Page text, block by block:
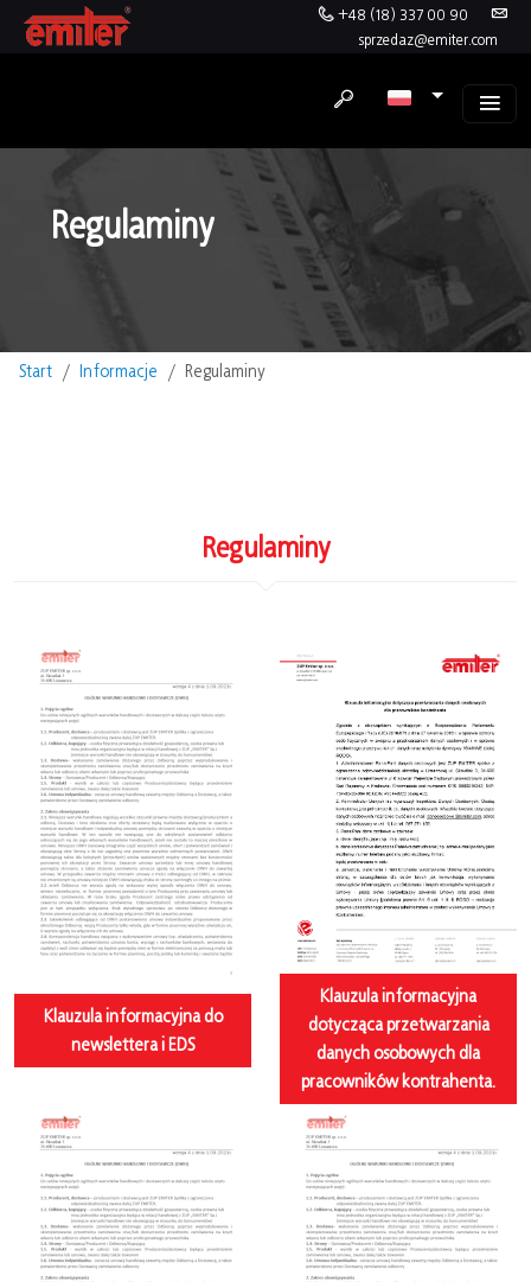
+48 (18) 337 00 90
sprzedaz@emiter.com
Regulaminy
Start Informacje Regulaminy
Regulaminy
Klauzula informacyjna do
newslettera i EDS
Klauzula informacyjna
dotycząca przetwarzania
danych osobowych dla
pracowników kontrahenta.